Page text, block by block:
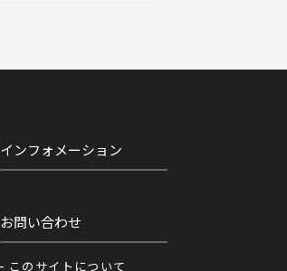
インフォメーション
お問い合わせ
このサイトについて